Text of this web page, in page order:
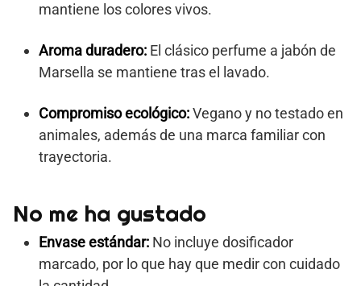
mantiene los colores vivos.
Aroma duradero: El clásico perfume a jabón de
Marsella se mantiene tras el lavado.
Compromiso ecológico:Vegano y no testado en
animales, además de una marca familiar con
trayectoria.
No me ha gustado
Envase estándar: No incluye dosificador
marcado, por lo que hay que medir con cuidado